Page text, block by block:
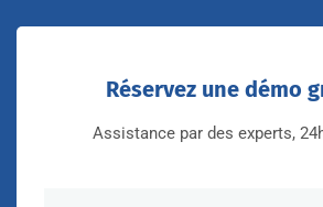
Réservez une démo
Assistance par des experts,